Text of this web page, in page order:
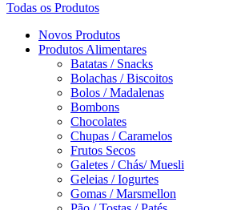
Todas os Produtos
Novos Produtos
Produtos Alimentares
Batatas / Snacks
Bolachas / Biscoitos
Bolos / Madalenas
Bombons
Chocolates
Chupas / Caramelos
Frutos Secos
Galetes / Chás/ Muesli
Geleias / Iogurtes
Gomas / Marsmellon